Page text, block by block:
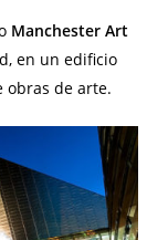
Manchester Art
en un edificio
obras de arte.